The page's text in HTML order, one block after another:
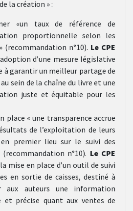
la création » :
«un taux de référence de
proportionnelle selon les
(recommandation n°10). Le CPE
d’une mesure législative
à garantir un meilleur partage de
sein de la chaîne du livre et une
juste et équitable pour les
place « une transparence accrue
de l’exploitation de leurs
premier lieu sur le suivi des
n°10). Le CPE
mise en place d’un outil de suivi
en sortie de caisses, destiné à
aux auteurs une information
et précise quant aux ventes de